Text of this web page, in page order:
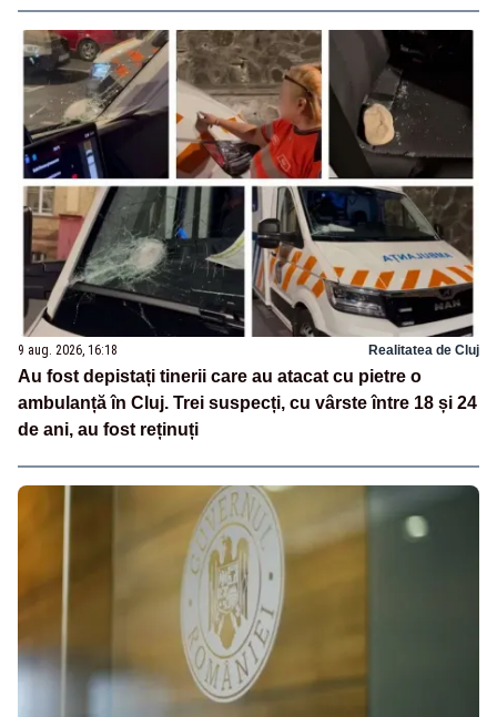
9 aug. 2026, 16:18 Realitatea de Cluj
Au fost depistați tinerii care au atacat cu pietre o
ambulanță în Cluj. Trei suspecți, cu vârste între 18 și 24
de ani, au fost reținuți